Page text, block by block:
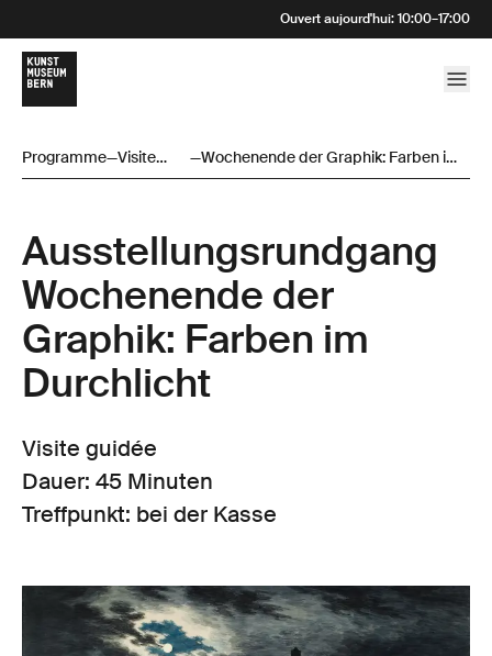
Ouvert aujourd'hui: 10:00–17:00
Programme—Visite
guidée
—Wochenende der Graphik: Farben im
Durchlicht
Ausstellungsrund­gang
Wochenende der
Graphik: Farben im
Durchlicht
Visite guidée
Dauer: 45 Minuten
Treffpunkt: bei der Kasse